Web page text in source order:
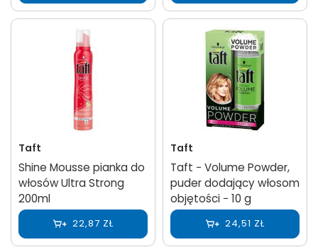
Taft
Shine Mousse pianka do
włosów Ultra Strong
200ml
22,87 ZŁ
Taft
Taft − Volume Powder,
puder dodający włosom
objętości − 10 g
24,51 ZŁ